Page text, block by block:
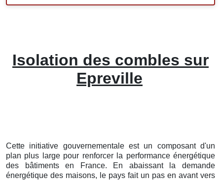
Isolation des combles sur
Epreville
Cette initiative gouvernementale est un composant d'un
plan plus large pour renforcer la performance énergétique
des bâtiments en France. En abaissant la demande
énergétique des maisons, le pays fait un pas en avant vers